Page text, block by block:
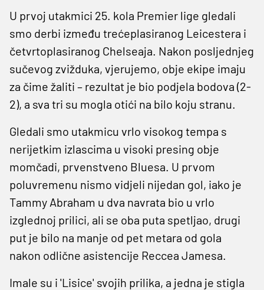
U prvoj utakmici 25. kola Premier lige gledali
smo derbi između trećeplasiranog Leicestera i
četvrtoplasiranog Chelseaja. Nakon posljednjeg
sučevog zvižduka, vjerujemo, obje ekipe imaju
za čime žaliti – rezultat je bio podjela bodova (2-
2), a sva tri su mogla otići na bilo koju stranu.
Gledali smo utakmicu vrlo visokog tempa s
nerijetkim izlascima u visoki presing obje
momčadi, prvenstveno Bluesa. U prvom
poluvremenu nismo vidjeli nijedan gol, iako je
Tammy Abraham u dva navrata bio u vrlo
izglednoj prilici, ali se oba puta spetljao, drugi
put je bilo na manje od pet metara od gola
nakon odlične asistencije Reccea Jamesa.
Imale su i 'Lisice' svojih prilika, a jedna je stigla